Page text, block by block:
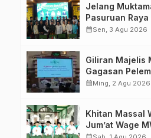
Jelang
Pasuruan Raya
Transformasi
calendar_monthSen, 3 Agu 2026
Giliran Majelis
Gagasan
Forum
calendar_monthMing, 2 Agu 2026
Khitan Massal
Jum’at Wage